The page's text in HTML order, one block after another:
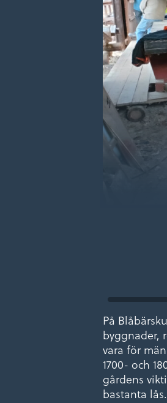
På
byggnader,
vara för
1700- och
gårdens
bastanta